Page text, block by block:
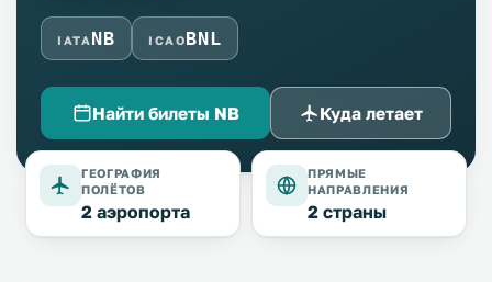
IATA NB ICAOBNL
Найти билеты NB Куда летает
ГЕОГРАФИЯ
ПОЛЁТОВ
2 аэропорта
ПРЯМЫЕ
НАПРАВЛЕНИЯ
2 страны